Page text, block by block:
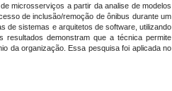
microsserviços a partir da analise de modelos
de inclusão/remoção de ônibus durante um
de sistemas e arquitetos de software, utilizando
resultados demonstram que a técnica permite
da organização. Essa pesquisa foi aplicada no